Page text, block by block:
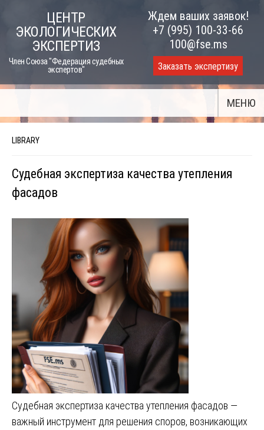
content
ЦЕНТР
ЭКОЛОГИЧЕСКИХ
ЭКСПЕРТИЗ
Член Союза "Федерация судебных
экспертов"
Ждем ваших заявок!
+7 (995) 100-33-66
100@fse.ms
Заказать экспертизу
МЕНЮ
LIBRARY
Судебная экспертиза качества утепления
фасадов
Судебная экспертиза качества утепления фасадов —
важный инструмент для решения споров, возникающих